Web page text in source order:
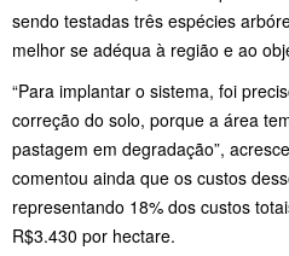
sendo testadas três espécies
melhor se adéqua à região e ao
“Para implantar o sistema, foi
correção do solo, porque a área
pastagem em degradação”,
comentou ainda que os custos
representando 18% dos custos
R$3.430 por hectare.